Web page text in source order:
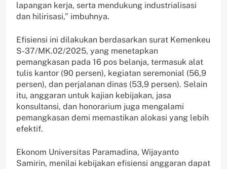
lapangan kerja, serta mendukung industrialisasi
dan hilirisasi,” imbuhnya.
Efisiensi ini dilakukan berdasarkan surat Kemenkeu
S-37/MK.02/2025, yang menetapkan
pemangkasan pada 16 pos belanja, termasuk alat
tulis kantor (90 persen), kegiatan seremonial (56,9
persen), dan perjalanan dinas (53,9 persen). Selain
itu, anggaran untuk kajian kebijakan, jasa
konsultansi, dan honorarium juga mengalami
pemangkasan demi memastikan alokasi yang lebih
efektif.
Ekonom Universitas Paramadina, Wijayanto
Samirin, menilai kebijakan efisiensi anggaran dapat